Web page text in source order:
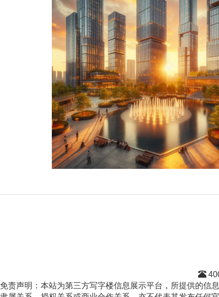
免责声明：本站为第三方写字楼信息展示平台，所提供的信